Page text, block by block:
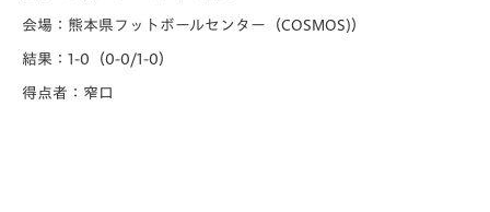
会場：熊本県フットボールセンター（COSMOS)）
結果：1-0（0-0/1-0）
得点者：窄口